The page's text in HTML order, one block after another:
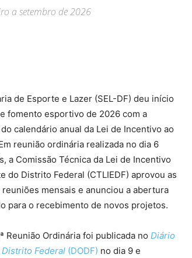
a setembro de 2026
de Esporte e Lazer (SEL-DF) deu início
fomento esportivo de 2026 com a
calendário anual da Lei de Incentivo ao
reunião ordinária realizada no dia 6
a Comissão Técnica da Lei de Incentivo
do Distrito Federal (CTLIEDF) aprovou as
reuniões mensais e anunciou a abertura
para o recebimento de novos projetos.
Reunião Ordinária foi publicada no Diário
Federal (DODF) no dia 9 e